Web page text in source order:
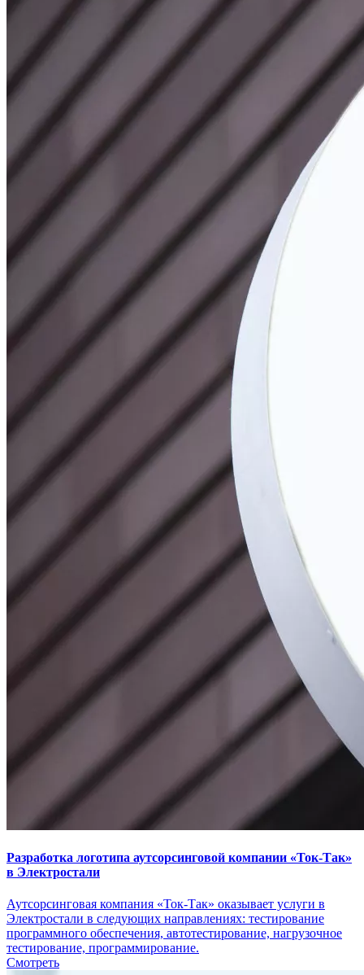
Разработка логотипа аутсорсинговой компании «Ток-Так»
в Электростали
Аутсорсинговая компания «Ток-Так» оказывает услуги в
Электростали в следующих направлениях: тестирование
программного обеспечения, автотестирование, нагрузочное
тестирование, программирование.
Смотреть